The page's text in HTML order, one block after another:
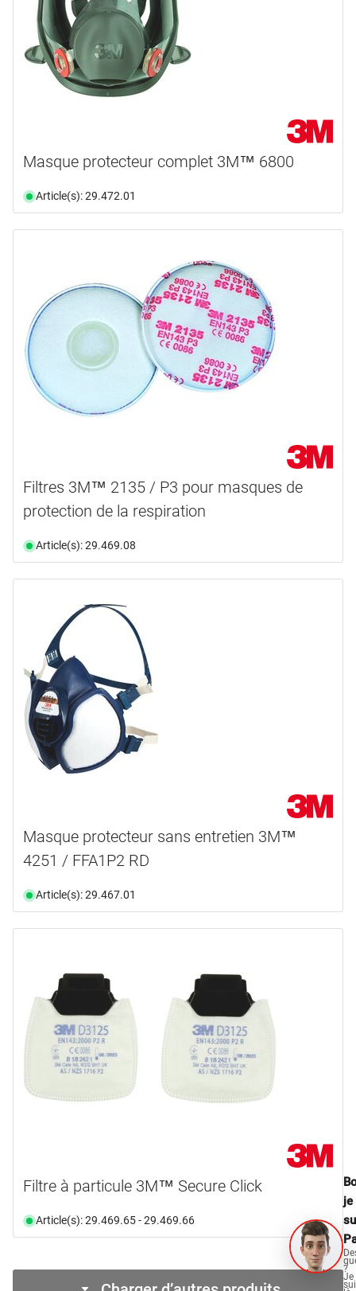
Masque protecteur complet 3M™ 6800
Article(s): 29.472.01
Filtres 3M™ 2135 / P3 pour masques de
protection de la respiration
Article(s): 29.469.08
Masque protecteur sans entretien 3M™
4251 / FFA1P2 RD
Article(s): 29.467.01
Filtre à particule 3M™ Secure Click
Article(s): 29.469.65 - 29.469.66
je
?
Je